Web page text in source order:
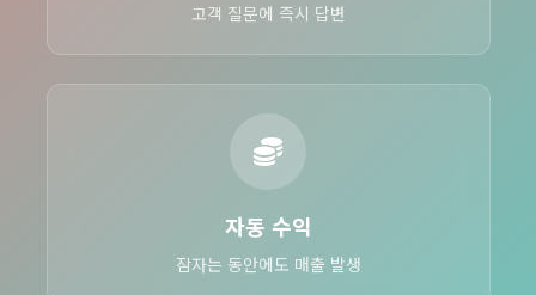
고객 질문에 즉시 답변
자동 수익
잠자는 동안에도 매출 발생